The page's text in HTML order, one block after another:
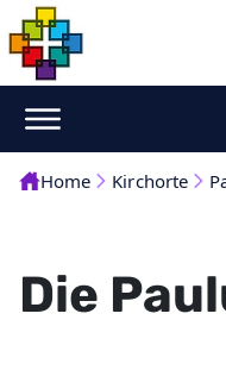
Home Kirchorte
Die